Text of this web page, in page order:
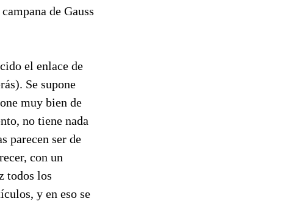
de Gauss
el enlace de
Se supone
muy bien de
no tiene nada
parecen ser de
con un
todos los
y en eso se